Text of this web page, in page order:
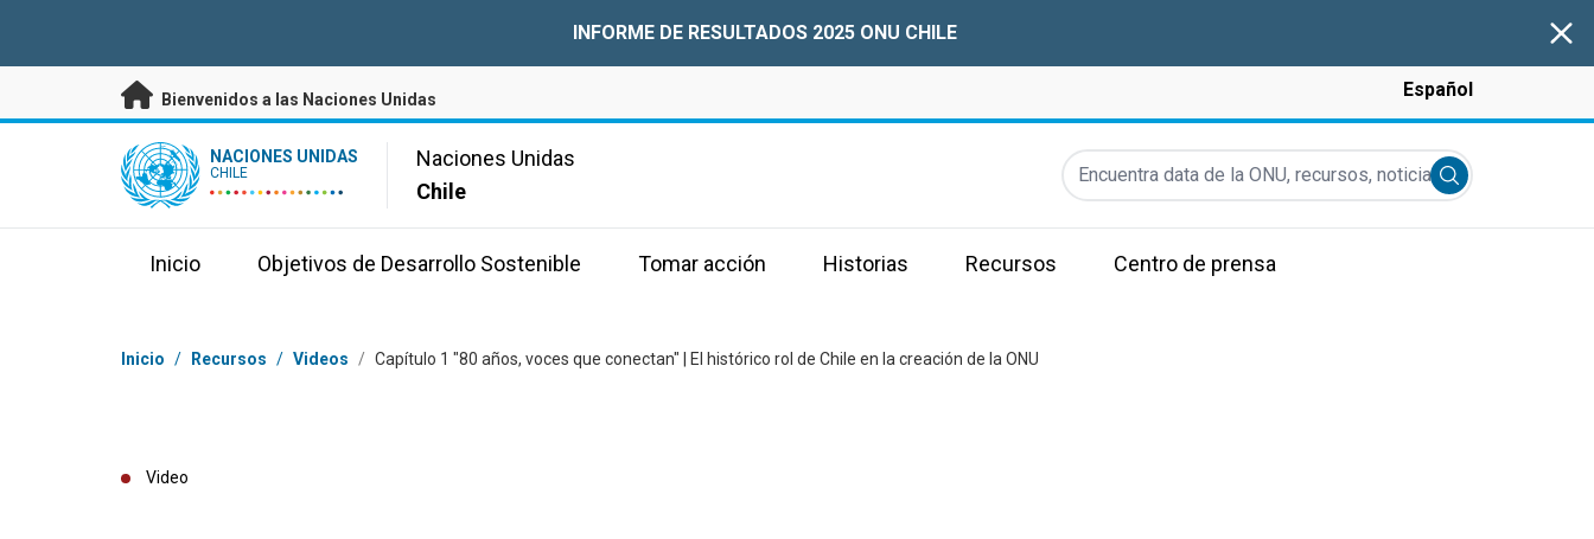
INFORME DE RESULTADOS 2025 ONU CHILE
Bienvenidos a las Naciones Unidas Español
UN Logo NACIONES UNIDAS
CHILE
Naciones Unidas
Chile
Encuentra data de la ONU, recursos, noticias y más...
Submit search
Inicio Objetivos de Desarrollo Sostenible Tomar acción Historias Recursos Centro de prensa
Coordenadas dentro de la ruta de navegación
Inicio / Recursos / Videos / Capítulo 1 "80 años, voces que conectan" | El histórico rol de Chile en la creación de la ONU
Video